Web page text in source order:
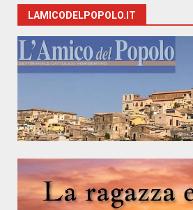
LAMICODELPOPOLO.IT